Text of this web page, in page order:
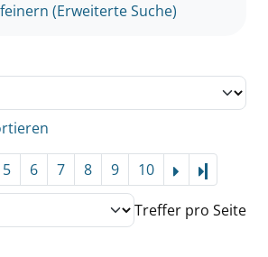
(Erweiterte Suche)
5 6 7 8 9 10
Treffer pro Seite